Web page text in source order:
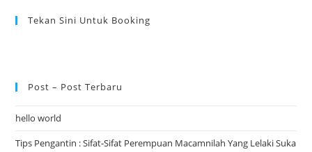
Tekan Sini Untuk Booking
Post – Post Terbaru
hello world
Tips Pengantin : Sifat-Sifat Perempuan Macamnilah Yang Lelaki Suka